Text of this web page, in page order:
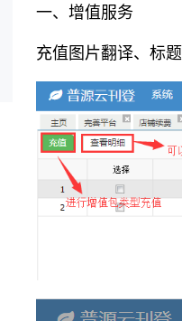
一、增值服务
充值图片翻译、标